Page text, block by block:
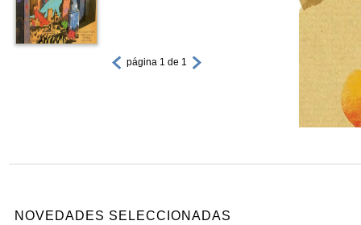
página 1 de 1
NOVEDADES SELECCIONADAS